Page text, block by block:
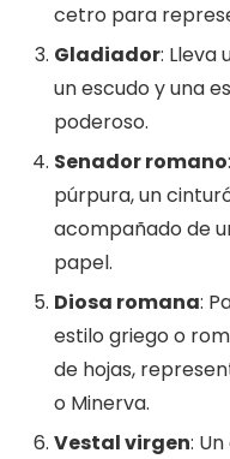
cetro para
Gladiador: Lleva
un escudo y una
poderoso.
Senador romano
púrpura, un
acompañado de
papel.
Diosa romana:
estilo griego o
de hojas,
o Minerva.
Vestal virgen: